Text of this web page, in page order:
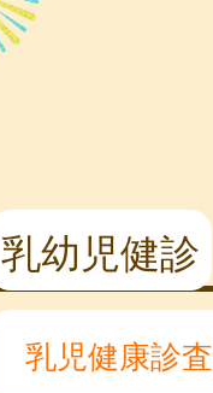
乳幼児健診
乳児健康診査